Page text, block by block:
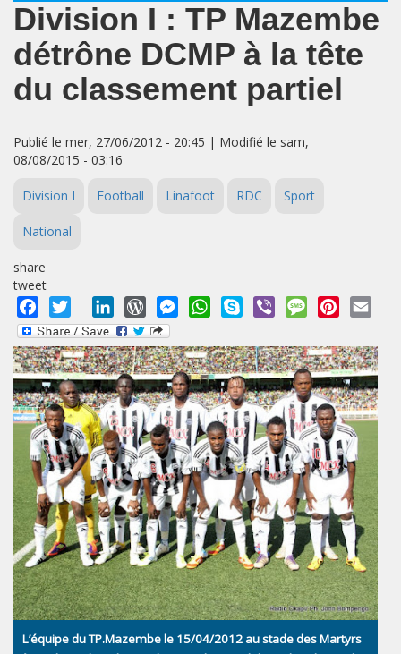
Division I : TP Mazembe
détrône DCMP à la tête
du classement partiel
Publié le mer, 27/06/2012 - 20:45 | Modifié le sam,
08/08/2015 - 03:16
Division I Football Linafoot RDC Sport
National
share
tweet
Facebook
Twitter LinkedInWordPressMessengerWhatsApp
Skype Viber MessagePinterest
L’équipe du TP.Mazembe le 15/04/2012 au stade des Martyrs